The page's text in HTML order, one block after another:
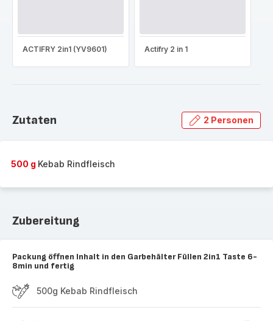
ACTIFRY 2in1 (YV9601) Actifry 2 in 1
Zutaten 2 Personen
500 g Kebab Rindfleisch
Zubereitung
Packung öffnen Inhalt in den Garbehälter Füllen 2in1 Taste 6-
8min und fertig
500g Kebab Rindfleisch